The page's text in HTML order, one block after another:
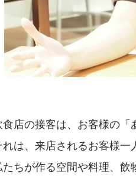
店の接客は、お客様の「
れは、来店されるお客様一
たちが作る空間や料理、